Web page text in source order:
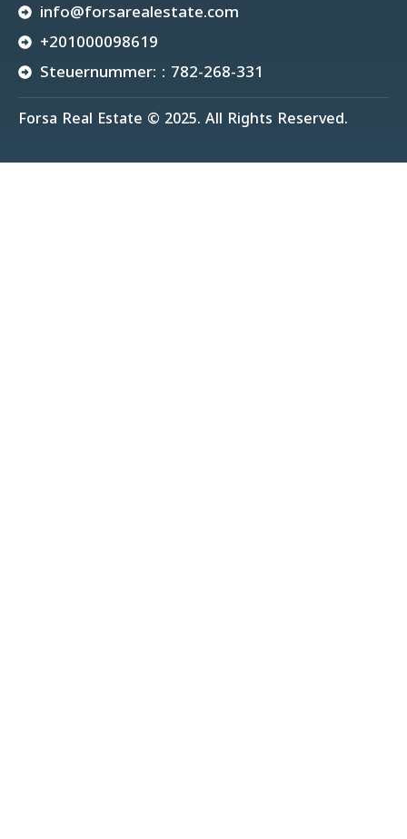
info@forsarealestate.com
+201000098619
Steuernummer: : 782-268-331
Forsa Real Estate © 2025. All Rights Reserved.